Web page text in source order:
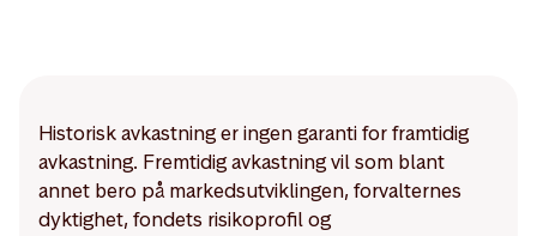
Historisk avkastning er ingen garanti for framtidig
avkastning. Fremtidig avkastning vil som blant
annet bero på markedsutviklingen, forvalternes
dyktighet, fondets risikoprofil og